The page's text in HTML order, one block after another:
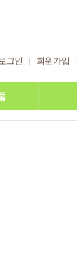
그인 회원가입